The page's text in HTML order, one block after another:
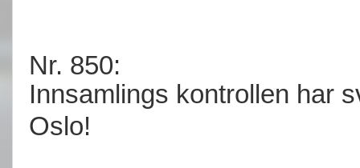
Nr. 850:
Innsamlings kontrollen har
Oslo!